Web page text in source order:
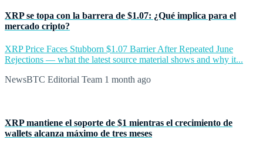
XRP se topa con la barrera de $1.07: ¿Qué implica para el
mercado cripto?
XRP Price Faces Stubborn $1.07 Barrier After Repeated June
Rejections — what the latest source material shows and why it...
NewsBTC Editorial Team 1 month ago
XRP mantiene el soporte de $1 mientras el crecimiento de
wallets alcanza máximo de tres meses